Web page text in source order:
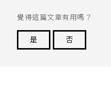
覺得這篇文章有用嗎？
是
否